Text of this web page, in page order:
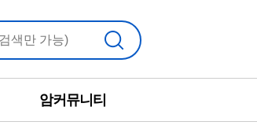
검색
암커뮤니티